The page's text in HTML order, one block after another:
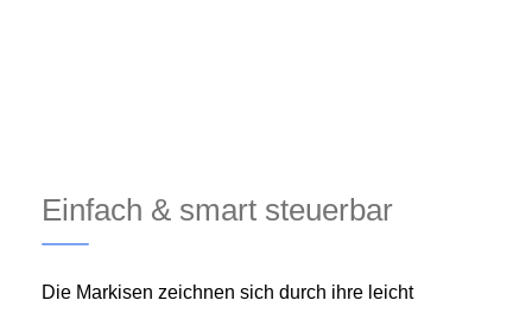
Einfach & smart steuerbar
Die Markisen zeichnen sich durch ihre leicht